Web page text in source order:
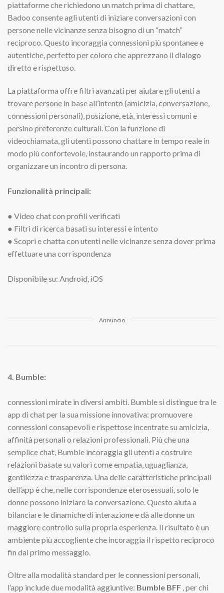
piattaforme che richiedono un match prima di chattare,
Badoo consente agli utenti di iniziare conversazioni con
persone nelle vicinanze senza bisogno di un “match”
reciproco. Questo incoraggia connessioni più spontanee e
autentiche, perfetto per coloro che apprezzano il dialogo
diretto e rispettoso.
La piattaforma offre filtri avanzati per aiutare gli utenti a
trovare persone in base all’intento (amicizia, conversazione,
connessioni personali), posizione, età, interessi comuni e
persino preferenze culturali. Con la funzione di
videochiamata, gli utenti possono chattare in tempo reale in
modo più confortevole, instaurando un rapporto prima di
organizzare un incontro di persona.
Funzionalità principali:
● Video chat con profili verificati
● Filtri di ricerca basati su interessi e intento
● Scopri e chatta con utenti nelle vicinanze senza dover prima
effettuare una corrispondenza
Disponibile su: Android, iOS
Annuncio
4. Bumble:
connessioni mirate in diversi ambiti. Bumble si distingue tra le
app di chat per la sua missione innovativa: promuovere
connessioni consapevoli e rispettose incentrate su amicizia,
affinità personali o relazioni professionali. Più che una
semplice chat, Bumble incoraggia gli utenti a costruire
relazioni basate su valori come empatia, uguaglianza,
gentilezza e trasparenza. Una delle caratteristiche principali
dell’app è che, nelle corrispondenze eterosessuali, solo le
donne possono iniziare la conversazione. Questo aiuta a
bilanciare le dinamiche di interazione e dà alle donne un
maggiore controllo sulla propria esperienza. Il risultato è un
ambiente più accogliente che incoraggia il rispetto reciproco
fin dal primo messaggio.
Oltre alla modalità standard per le connessioni personali,
l’app include due modalità aggiuntive: Bumble BFF , per chi